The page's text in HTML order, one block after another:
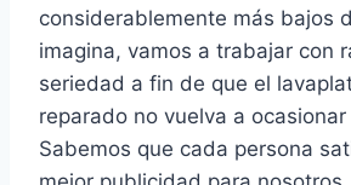
considerablemente más bajos
imagina, vamos a trabajar con
seriedad a fin de que el
reparado no vuelva a
Sabemos que cada persona